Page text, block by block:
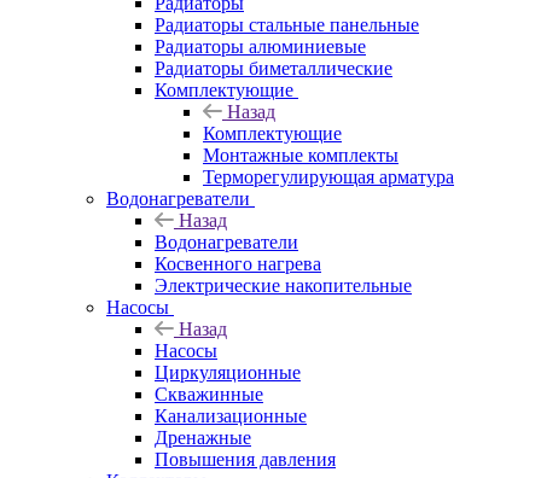
Радиаторы стальные панельные
Радиаторы алюминиевые
Радиаторы биметаллические
Комплектующие
Назад
Комплектующие
Монтажные комплекты
Терморегулирующая арматура
Водонагреватели
Назад
Водонагреватели
Косвенного нагрева
Электрические накопительные
Насосы
Назад
Насосы
Циркуляционные
Скважинные
Канализационные
Дренажные
Повышения давления